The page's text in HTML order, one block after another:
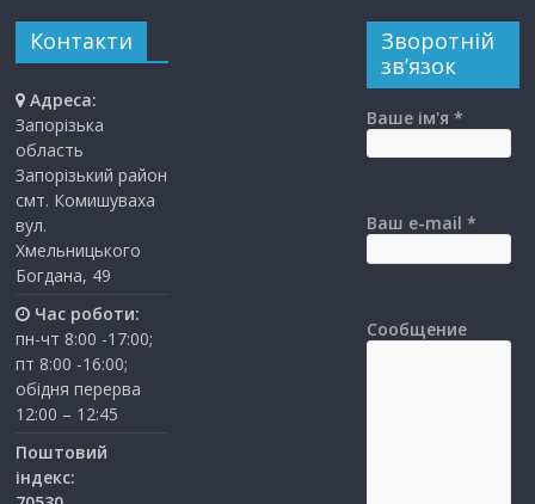
Контакти
Адреса:
Запорізька
область
Запорізький район
смт. Комишуваха
вул.
Хмельницького
Богдана, 49
Час роботи:
пн-чт 8:00 -17:00;
пт 8:00 -16:00;
обідня перерва
12:00 – 12:45
Поштовий
індекс:
Зворотній
зв’язок
Ваше ім'я *
Ваш e-mail *
Сообщение